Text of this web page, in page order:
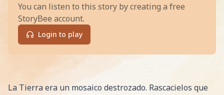
You can listen to this story by creating a free
StoryBee account.
Login to play
Read Los Susurradores de Ecos y los Pedestales
La Tierra era un mosaico destrozado. Rascacielos que